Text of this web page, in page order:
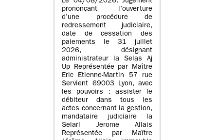
prononçant l’ouverture
d’une procédure de
redressement judiciaire,
date de cessation des
paiements le 31 juillet
2026, désignant
administrateur la Selas Aj
Up Représentée par Maître
Eric Etienne-Martin 57 rue
Servient 69003 Lyon, avec
les pouvoirs : assister le
débiteur dans tous les
actes concernant la gestion,
mandataire judiciaire la
Selarl Jerome Allais
Représentée par Maître